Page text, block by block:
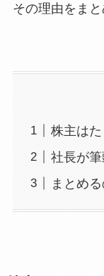
その理由をまと
株主は
社長が
まとめ